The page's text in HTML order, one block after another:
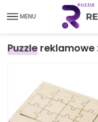
MENU
PUZZLE
Puzzle reklamowe